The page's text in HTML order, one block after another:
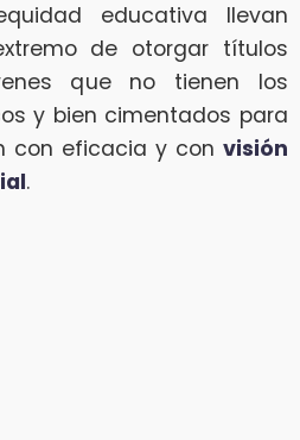
educativa llevan
de otorgar títulos
que no tienen los
y bien cimentados para
con eficacia y con visión
.